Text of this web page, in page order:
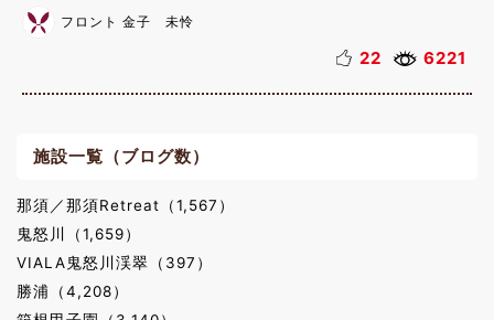
フロント 金子 未怜
22 6221
施設一覧（ブログ数）
那須／那須Retreat（1,567）
鬼怒川（1,659）
VIALA鬼怒川渓翠（397）
勝浦（4,208）